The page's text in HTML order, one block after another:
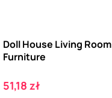
Doll House Living Room
Furniture
Cena
51,18 zł